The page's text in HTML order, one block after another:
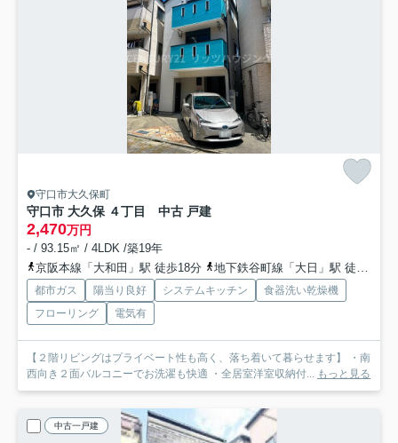
守口市大久保町
守口市 大久保 ４丁目 中古 戸建
2,470万円
- / 93.15㎡ / 4LDK /築19年
京阪本線「大和田」駅 徒歩18分
地下鉄谷町線「大日」駅 徒歩28分
都市ガス 陽当り良好 システムキッチン
食器洗い乾燥機
フローリング
電気有
【２階リビングはプライベート性も高く、落ち着いて暮らせます】 ・南
西向き２面バルコニーでお洗濯も快適 ・全居室洋室収納付... もっと見る
中古一戸建